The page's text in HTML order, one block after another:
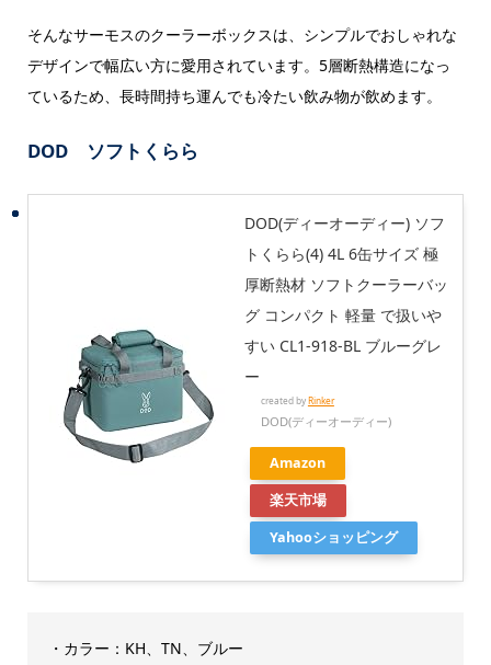
そんなサーモスのクーラーボックスは、シンプルでおしゃれな
デザインで幅広い方に愛用されています。5層断熱構造になっ
ているため、長時間持ち運んでも冷たい飲み物が飲めます。
DOD ソフトくらら
DOD(ディーオーディー) ソフ
トくらら(4) 4L 6缶サイズ 極
厚断熱材 ソフトクーラーバッ
グ コンパクト 軽量 で扱いや
すい CL1-918-BL ブルーグレ
ー
created byRinker
DOD(ディーオーディー)
Amazon
楽天市場
Yahooショッピング
・カラー：KH、TN、ブルー